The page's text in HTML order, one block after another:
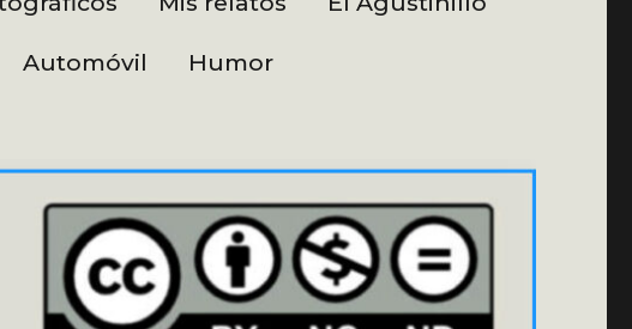
Automóvil Humor